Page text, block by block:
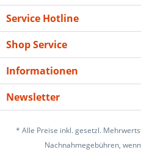
Service Hotline
Shop Service
Informationen
Newsletter
* Alle Preise inkl. gesetzl.
Nachnahmegebühren,